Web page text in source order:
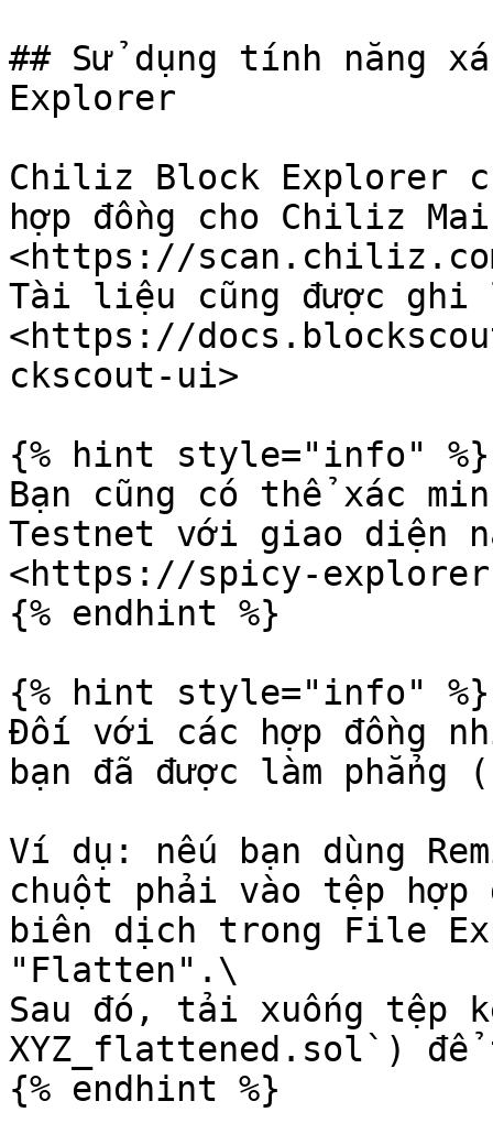
## Sử dụng tính năng
Explorer
Chiliz Block Explorer
hợp đồng cho Chiliz
<https://
Tài liệu cũng được
<https://
ckscout-ui>
{% hint style="info" %}
Bạn cũng có thể xác
Testnet với giao diện
<https://spicy-
{% endhint %}
{% hint style="info" %}
Đối với các hợp đồng
bạn đã được làm
Ví dụ: nếu bạn dùng
chuột phải vào tệp hợp
biên dịch trong File
"Flatten".\
Sau đó, tải xuống tệp
XYZ_flattened.sol`)
{% endhint %}